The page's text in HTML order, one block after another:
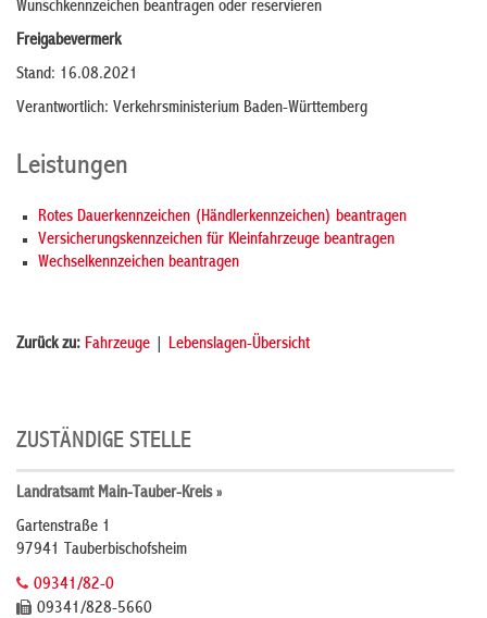
Wunschkennzeichen beantragen oder reservieren
Freigabevermerk
Stand: 16.08.2021
Verantwortlich: Verkehrsministerium Baden-Württemberg
Leistungen
Rotes Dauerkennzeichen (Händlerkennzeichen) beantragen
Versicherungskennzeichen für Kleinfahrzeuge beantragen
Wechselkennzeichen beantragen
Zurück zu: Fahrzeuge Lebenslagen-Übersicht
ZUSTÄNDIGE STELLE
Landratsamt Main-Tauber-Kreis »
Gartenstraße 1
97941 Tauberbischofsheim
09341/82-0
09341/828-5660